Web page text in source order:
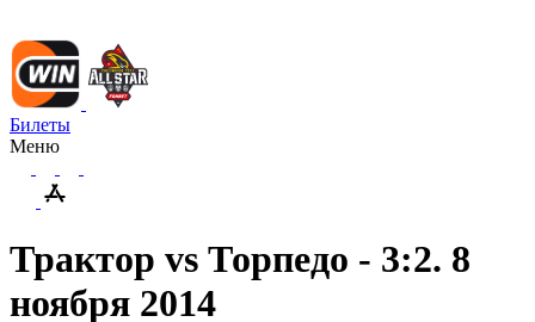
Билеты
Меню
Трактор vs Торпедо - 3:2. 8
ноября 2014